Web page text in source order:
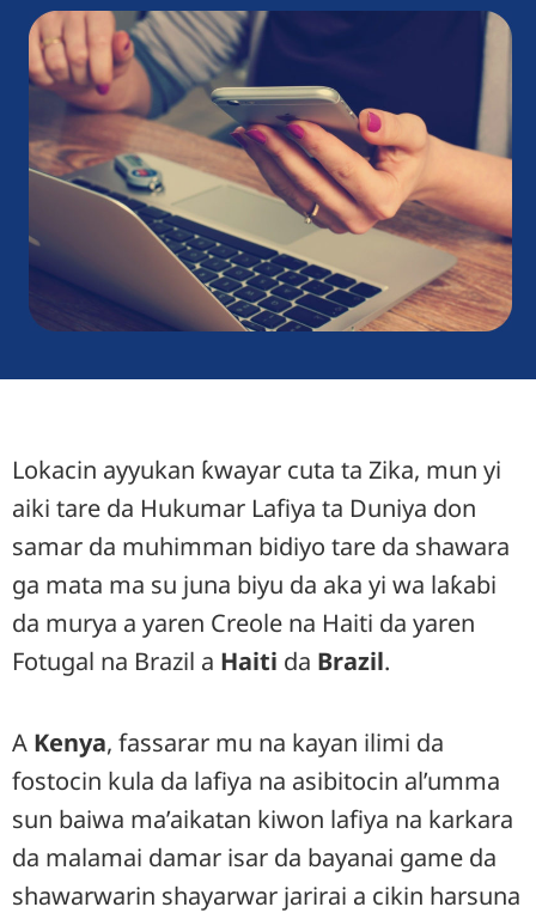
Lokacin ayyukan ƙwayar cuta ta Zika, mun yi
aiki tare da Hukumar Lafiya ta Duniya don
samar da muhimman bidiyo tare da shawara
ga mata ma su juna biyu da aka yi wa laƙabi
da murya a yaren Creole na Haiti da yaren
Fotugal na Brazil a Haiti da Brazil.
A Kenya, fassarar mu na kayan ilimi da
fostocin kula da lafiya na asibitocin al’umma
sun baiwa ma’aikatan kiwon lafiya na karkara
da malamai damar isar da bayanai game da
shawarwarin shayarwar jarirai a cikin harsuna